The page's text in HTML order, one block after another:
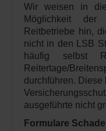
Wir weisen in
Möglichkeit der
Reitbetriebe hin,
nicht in den LSB
häufig selbst
Reitertage/
durchführen.
ausgeführte nicht
Formulare